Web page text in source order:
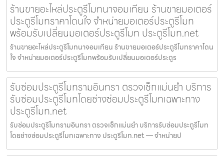
ร้านขายอะไหล่ประตูรีโมทนาจอมเทียน ร้านขายมอเตอร์
ประตูรีโมทราคาโดนใจ จำหน่ายมอเตอร์ประตูรีโมท
พร้อมรับเปลี่ยนมอเตอร์ประตูรีโมท ประตูรีโมท.net
ร้านขายอะไหล่ประตูรีโมทนาจอมเทียน ร้านขายมอเตอร์ประตูรีโมทราคาโดน
ใจ จำหน่ายมอเตอร์ประตูรีโมทพร้อมรับเปลี่ยนมอเตอร์ประตูร
รับซ่อมประตูรีโมทรามอินทรา ตรวจเช็กแม่นยำ บริการ
รับซ่อมประตูรีโมทโดยช่างซ่อมประตูรีโมทเฉพาะทาง
ประตูรีโมท.net
รับซ่อมประตูรีโมทรามอินทรา ตรวจเช็กแม่นยำ บริการรับซ่อมประตูรีโมท
โดยช่างซ่อมประตูรีโมทเฉพาะทาง ประตูรีโมท.net — จำหน่ายป